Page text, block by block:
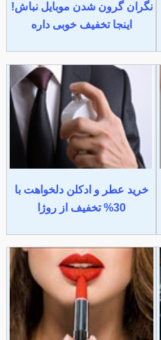
نگران گرون شدن موبایل نباش!
اینجا تخفیف خوبی داره
خرید عطر و ادکلن دلخواهت با
30% تخفیف از روژا